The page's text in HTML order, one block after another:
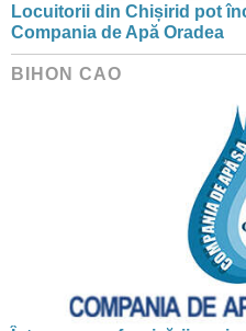
Locuitorii din Chișirid pot
Compania de Apă Oradea
BIHON CAO